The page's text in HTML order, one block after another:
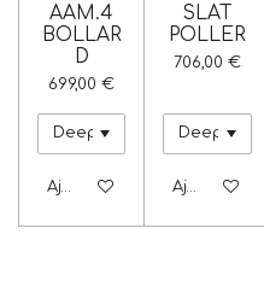
AAM.4
BOLLAR
D
699,00 €
Ajouter au panier
SLAT
POLLER
706,00 €
Ajouter au